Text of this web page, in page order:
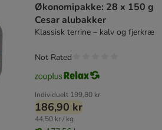
Økonomipakke: 28 x 150 g
Cesar alubakker
Klassisk terrine – kalv og fjerkræ
Individuelt 199,80 kr
186,90 kr
44,50 kr / kg
Not Rated